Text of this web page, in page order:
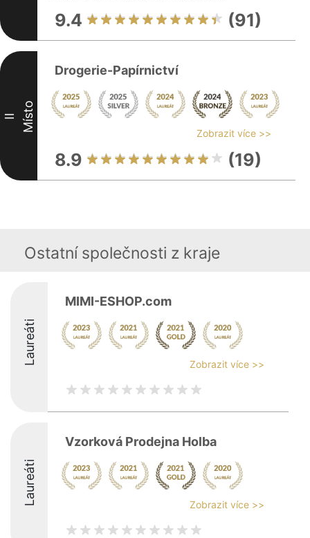
9.4 (91)
II Místo
Drogerie-Papírnictví
Zobrazit více >>
8.9 (19)
Ostatní společnosti z kraje
Laureáti
MIMI-ESHOP.com
Zobrazit více >>
Laureáti
Vzorková Prodejna Holba
Zobrazit více >>